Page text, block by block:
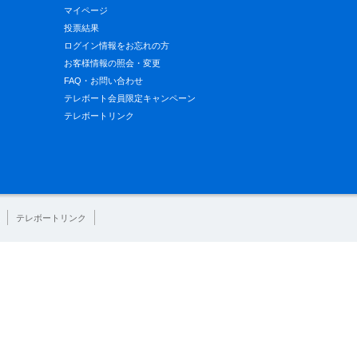
マイページ
投票結果
ログイン情報をお忘れの方
お客様情報の照会・変更
FAQ・お問い合わせ
テレボート会員限定キャンペーン
テレボートリンク
テレボートリンク